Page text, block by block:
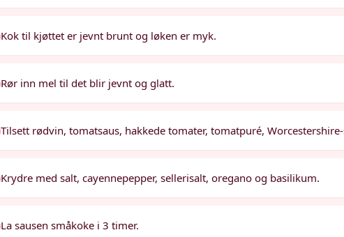
Kok til kjøttet er jevnt brunt og løken er myk.
Rør inn mel til det blir jevnt og glatt.
Tilsett rødvin, tomatsaus, hakkede tomater, tomatpuré,
Krydre med salt, cayennepepper, sellerisalt, oregano og basilikum.
La sausen småkoke i 3 timer.